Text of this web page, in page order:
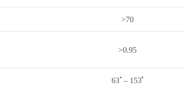
>70
>0.95
63 ํ – 153 ํ